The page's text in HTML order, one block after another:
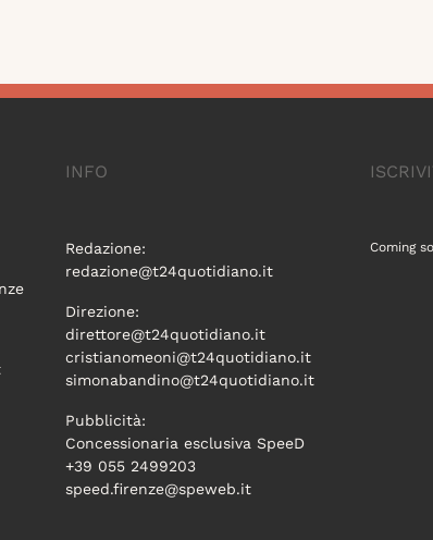
INFO
Redazione:
redazione@t24quotidiano.it
Direzione:
direttore@t24quotidiano.it
cristianomeoni@t24quotidiano.it
simonabandino@t24quotidiano.it
Pubblicità:
Concessionaria esclusiva SpeeD
+39 055 2499203
speed.firenze@speweb.it
Coming